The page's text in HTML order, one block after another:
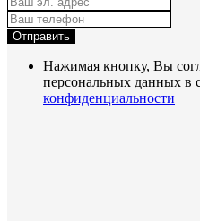
Отправить
Нажимая кнопку, Вы
персональных данных в
конфиденциальности